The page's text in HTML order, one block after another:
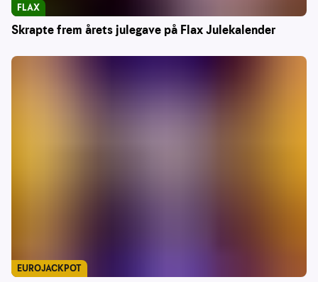
Skrapte frem årets julegave på Flax Julekalender
FLAX
EUROJACKPOT